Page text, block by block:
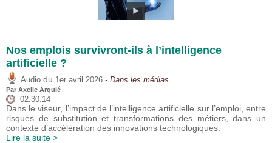
Nos emplois survivront-ils à l’intelligence
artificielle ?
Audio du 1er avril 2026 - Dans les médias
Par Axelle Arquié
02:30:14
Dans le viseur, l’impact de l’intelligence artificielle sur l’emploi, entre
risques de substitution et transformations des métiers, dans un
contexte d’accélération des innovations technologiques.
Lire la suite >